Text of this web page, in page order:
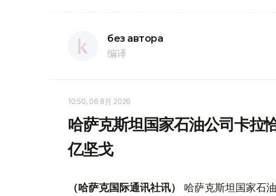
без автора
编译
10:50, 06 8月 2026
哈萨克斯坦国家石油公司卡拉
亿坚戈
（哈萨克国际通讯社讯）
哈萨克斯坦国家石